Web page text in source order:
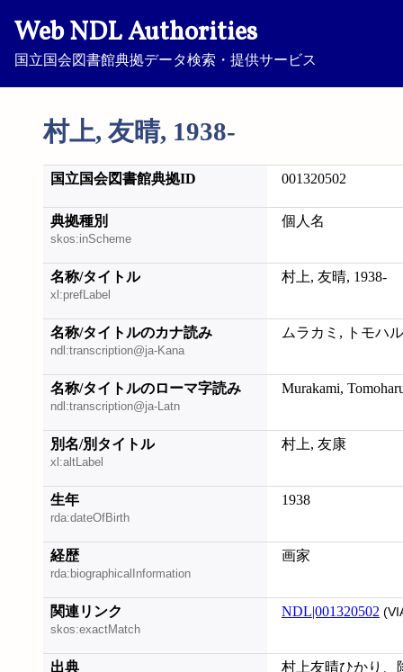
Web NDL Authorities
国立国会図書館典拠データ検索・提供サービス
村上, 友晴, 1938-
国立国会図書館典拠ID 001320502
典拠種別
skos:inScheme
個人名
名称/タイトル
xl:prefLabel
村上, 友晴, 1938-
名称/タイトルのカナ読み
ndl:transcription@ja-Kana
ムラカミ, トモハ
名称/タイトルのローマ字読み
ndl:transcription@ja-Latn
Murakami,
別名/別タイトル
xl:altLabel
村上, 友康
生年
rda:dateOfBirth
1938
経歴
rda:biographicalInformation
画家
関連リンク
skos:exactMatch
NDL|001320502
出典 村上友晴ひかり、